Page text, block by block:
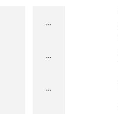
...
...
...